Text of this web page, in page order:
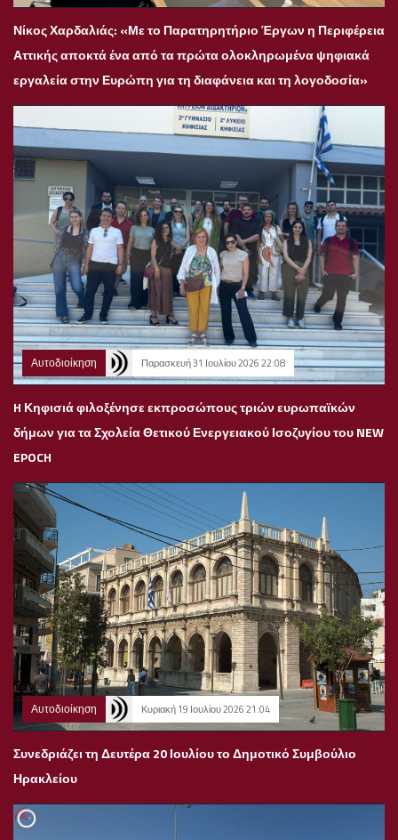
Νίκος Χαρδαλιάς: «Με το Παρατηρητήριο Έργων η Περιφέρεια
Αττικής αποκτά ένα από τα πρώτα ολοκληρωμένα ψηφιακά
εργαλεία στην Ευρώπη για τη διαφάνεια και τη λογοδοσία»
Αυτοδιοίκηση Παρασκευή 31 Ιουλίου 2026 22:08
H Κηφισιά φιλοξένησε εκπροσώπους τριών ευρωπαϊκών
δήμων για τα Σχολεία Θετικού Ενεργειακού Ισοζυγίου του NEW
EPOCH
Αυτοδιοίκηση Κυριακή 19 Ιουλίου 2026 21:04
Συνεδριάζει τη Δευτέρα 20 Ιουλίου το Δημοτικό Συμβούλιο
Ηρακλείου